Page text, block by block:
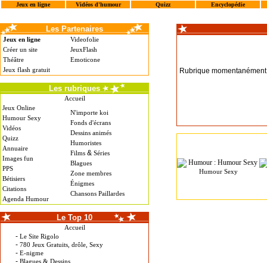
Jeux en ligne Vidéos d'humour Quizz Encyclopédie
Les Partenaires
Jeux en ligne
Créer un site
Théâtre
Jeux flash gratuit
Videofolie
JeuxFlash
Emoticone
Les rubriques
Accueil
Jeux Online
Humour Sexy
Vidéos
Quizz
Annuaire
Images fun
PPS
Bétisiers
Citations
Agenda Humour
N'importe koi
Fonds d'écrans
Dessins animés
Humoristes
Films & Séries
Blagues
Zone membres
Énigmes
Chansons Paillardes
Le Top 10
Accueil
- Le Site Rigolo
- 780 Jeux Gratuits, drôle, Sexy
- E-nigme
- Blagues & Dessins
Rubrique
Humour Sexy